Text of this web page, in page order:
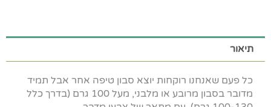
תיאור
כל פעם שאנחנו רוקחות יוצא סבון טיפה אחר אבל תמיד
מדובר בסבון מרובע או מלבני, מעל 100 גרם (בדרך כלל